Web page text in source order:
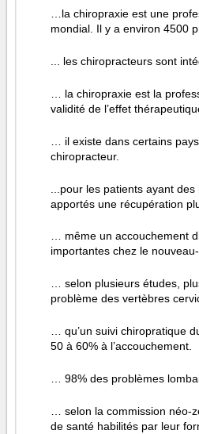
…la chiropraxie est une
mondial. Il y a environ 4500
... les chiropracteurs sont
… la chiropraxie est la
validité de l’effet
… il existe dans certains
chiropracteur.
...pour les patients ayant
apportés une récupération
… même un accouchement
importantes chez le
… selon plusieurs études,
problème des vertèbres
… qu’un suivi chiropratique
50 à 60% à l’accouchement.
… 98% des problèmes
… selon la commission néo-
de santé habilités par leur